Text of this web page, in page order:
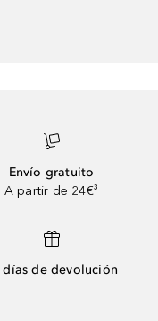
Envío gratuito
A partir de 24€³
días de devolución